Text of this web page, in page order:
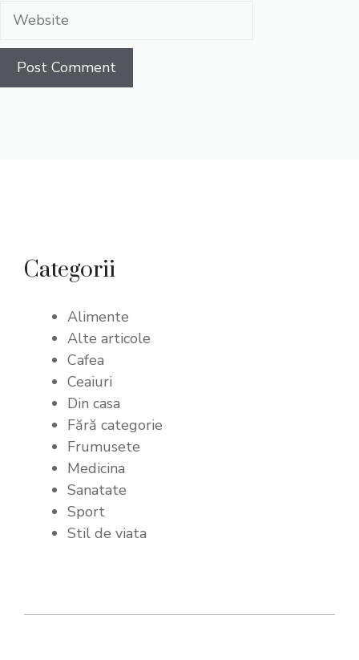
Website
Categorii
Alimente
Alte articole
Cafea
Ceaiuri
Din casa
Fără categorie
Frumusete
Medicina
Sanatate
Sport
Stil de viata